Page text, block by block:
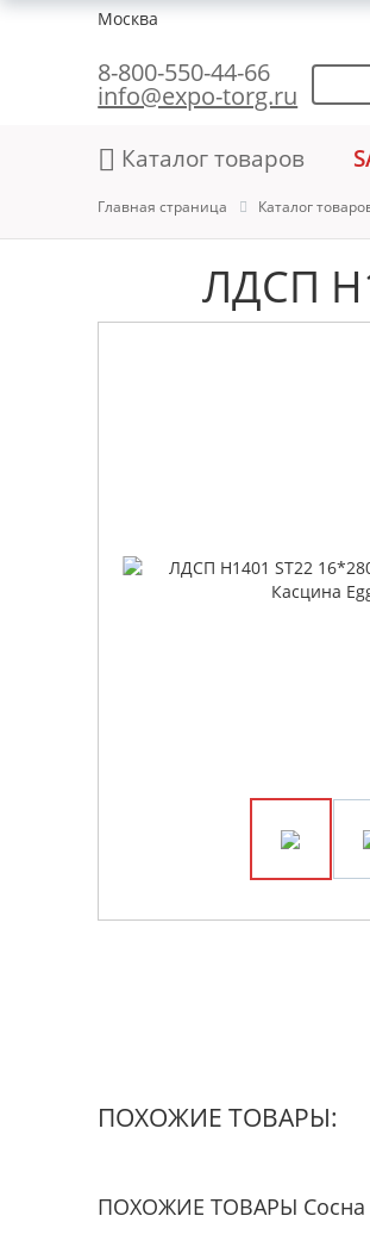
Москва
8-800-550-44-66
info@expo-torg.ru
Каталог товаров
Главная страница Каталог
ЛДСП
ПОХОЖИЕ ТОВАРЫ:
ПОХОЖИЕ ТОВАРЫ Сосна